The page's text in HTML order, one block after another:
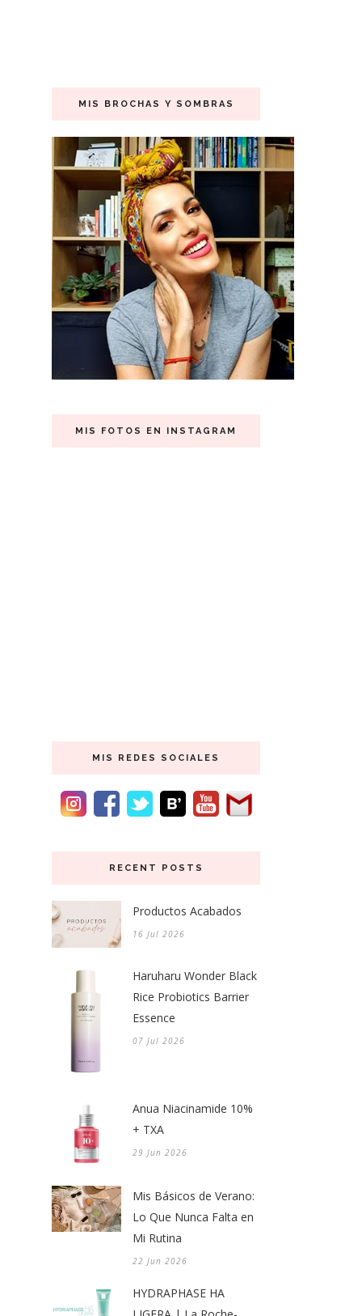
MIS BROCHAS Y SOMBRAS
MIS FOTOS EN INSTAGRAM
MIS REDES SOCIALES
RECENT POSTS
Productos Acabados
16 Jul 2026
Haruharu Wonder Black
Rice Probiotics Barrier
Essence
07 Jul 2026
Anua Niacinamide 10%
+ TXA
29 Jun 2026
Mis Básicos de Verano:
Lo Que Nunca Falta en
Mi Rutina
22 Jun 2026
HYDRAPHASE HA